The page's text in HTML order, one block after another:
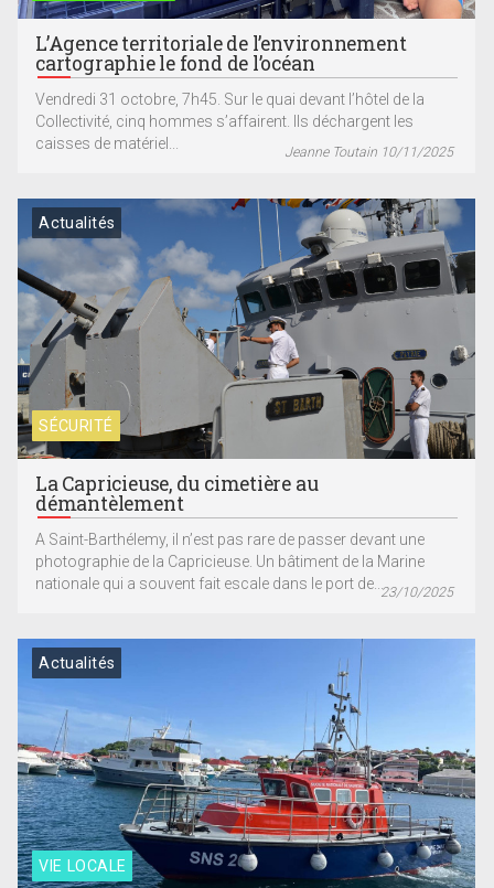
L’Agence territoriale de l’environnement
cartographie le fond de l’océan
Vendredi 31 octobre, 7h45. Sur le quai devant l’hôtel de la
Collectivité, cinq hommes s’affairent. Ils déchargent les
caisses de matériel...
Jeanne Toutain 10/11/2025
SÉCURITÉ
Actualités
La Capricieuse, du cimetière au
démantèlement
A Saint-Barthélemy, il n’est pas rare de passer devant une
photographie de la Capricieuse. Un bâtiment de la Marine
nationale qui a souvent fait escale dans le port de...23/10/2025
VIE LOCALE
Actualités